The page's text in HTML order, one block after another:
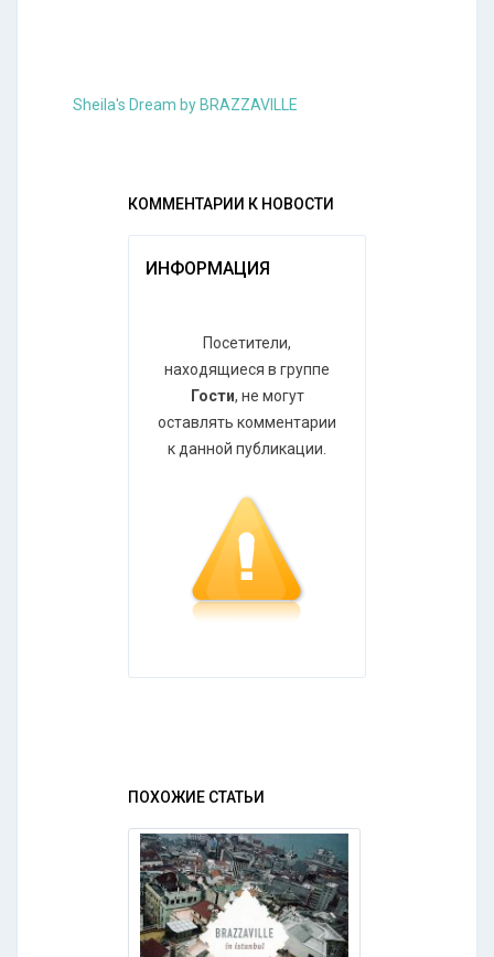
Sheila's Dream by BRAZZAVILLE
КОММЕНТАРИИ К НОВОСТИ
ИНФОРМАЦИЯ
Посетители,
находящиеся в группе
Гости, не могут
оставлять комментарии
к данной публикации.
ПОХОЖИЕ СТАТЬИ